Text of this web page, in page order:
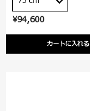
¥94,600
カートに入れる